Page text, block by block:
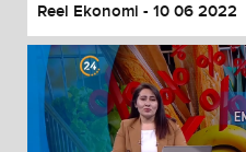
Reel Ekonomi - 10 06 2022